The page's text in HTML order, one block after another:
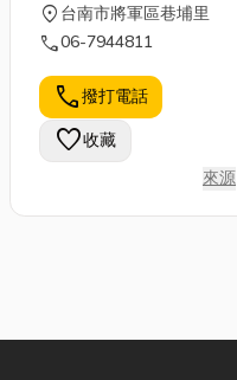
location_on 台南市將軍區巷埔里
call06-7944811
call撥打電話
favorite收藏
來源